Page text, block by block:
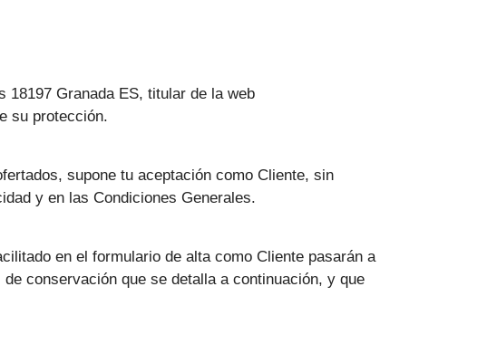
18197 Granada ES, titular de la web
su protección.
supone tu aceptación como Cliente, sin
y en las Condiciones Generales.
en el formulario de alta como Cliente pasarán a
conservación que se detalla a continuación, y que